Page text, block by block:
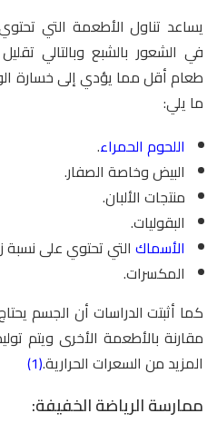
يساعد تناول الأطعمة التي
في الشعور بالشبع وبالتالي
طعام أقل مما يؤدي إلى خسارة
ما يلي:
اللحوم الحمراء.
البيض وخاصة الصفار.
منتجات الألبان.
البقوليات.
الأسماكالتي تحتوي على
المكسرات.
كما أثبتت الدراسات أن الجسم
مقارنة بالأطعمة الأخرى ويتم
المزيد من السعرات الحرارية.(1)
ممارسة الرياضة الخفيفة: